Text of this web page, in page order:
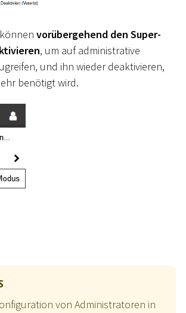
vorübergehend den Super-
, um auf administrative
und ihn wieder deaktivieren,
benötigt wird.
von Administratoren in